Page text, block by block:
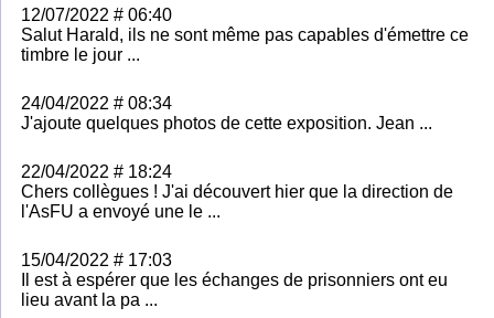
12/07/2022 # 06:40
Salut Harald, ils ne sont même pas capables d'émettre ce
timbre le jour ...
24/04/2022 # 08:34
J'ajoute quelques photos de cette exposition. Jean ...
22/04/2022 # 18:24
Chers collègues ! J'ai découvert hier que la direction de
l'AsFU a envoyé une le ...
15/04/2022 # 17:03
Il est à espérer que les échanges de prisonniers ont eu
lieu avant la pa ...